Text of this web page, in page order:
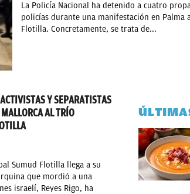
La Policía Nacional ha detenido a cuatro
policías durante una manifestación en Palma
Flotilla. Concretamente, se trata de...
Y SEPARATISTAS
AL TRÍO
Sumud Flotilla llega a su
que mordió a una
israelí, Reyes Rigo, ha